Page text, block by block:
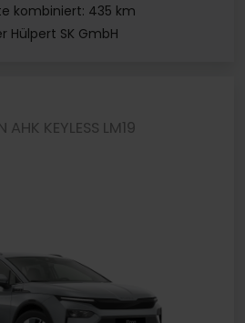
kombiniert: 435 km
Hülpert SK GmbH
KEYLESS LM19